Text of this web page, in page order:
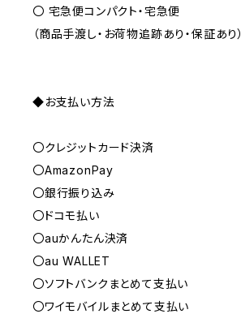
〇 宅急便コンパクト・宅急便
（商品手渡し・お荷物追跡あり・保証あり）
◆お支払い方法
〇クレジットカード決済
〇AmazonPay
〇銀行振り込み
〇ドコモ払い
〇auかんたん決済
〇au WALLET
〇ソフトバンクまとめて支払い
〇ワイモバイルまとめて支払い